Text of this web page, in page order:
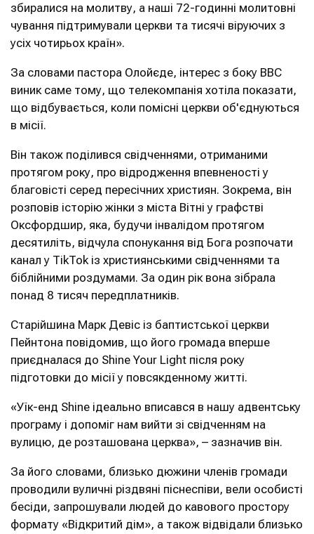
збиралися на молитву, а наші 72-годинні молитовні
чування підтримували церкви та тисячі віруючих з
усіх чотирьох країн».
За словами пастора Олойєде, інтерес з боку ВВС
виник саме тому, що телекомпанія хотіла показати,
що відбувається, коли помісні церкви об'єднуються
в місії.
Він також поділився свідченнями, отриманими
протягом року, про відродження впевненості у
благовісті серед пересічних християн. Зокрема, він
розповів історію жінки з міста Вітні у графстві
Оксфордшир, яка, будучи інвалідом протягом
десятиліть, відчула спонукання від Бога розпочати
канал у TikTok із християнськими свідченнями та
біблійними роздумами. За один рік вона зібрала
понад 8 тисяч передплатників.
Старійшина Марк Девіс із баптистської церкви
Пейнтона повідомив, що його громада вперше
приєдналася до Shine Your Light після року
підготовки до місії у повсякденному житті.
«Уїк-енд Shine ідеально вписався в нашу адвентську
програму і допоміг нам вийти зі свідченням на
вулицю, де розташована церква», – зазначив він.
За його словами, близько дюжини членів громади
проводили вуличні різдвяні піснеспіви, вели особисті
бесіди, запрошували людей до кавового простору
формату «Відкритий дім», а також відвідали близько